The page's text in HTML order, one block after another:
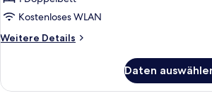
Kostenloses WLAN
Weitere Details
Weitere
Doppelzimmer,
Daten